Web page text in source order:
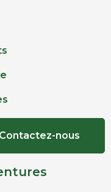
Contactez-nous